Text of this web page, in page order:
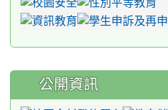
公開資訊